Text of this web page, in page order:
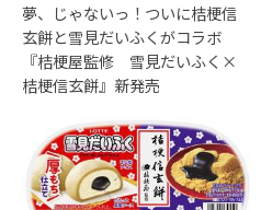
夢、じゃないっ！ついに桔梗信
玄餅と雪見だいふくがコラボ
『桔梗屋監修 雪見だいふく×
桔梗信玄餅』新発売